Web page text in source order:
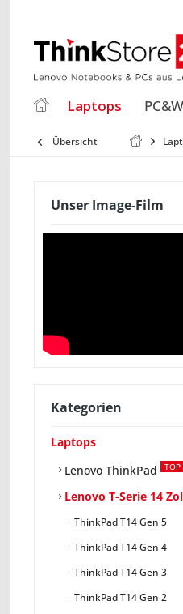
Laptops
Übersicht
Unser Image-Film
Kategorien
Laptops
Lenovo ThinkPad
TOP
Lenovo T-Serie 14
ThinkPad T14 Gen 5
ThinkPad T14 Gen 4
ThinkPad T14 Gen 3
ThinkPad T14 Gen 2